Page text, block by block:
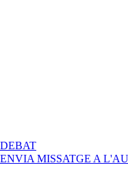
DEBATA
PAC
ENVIA MISSATGE A